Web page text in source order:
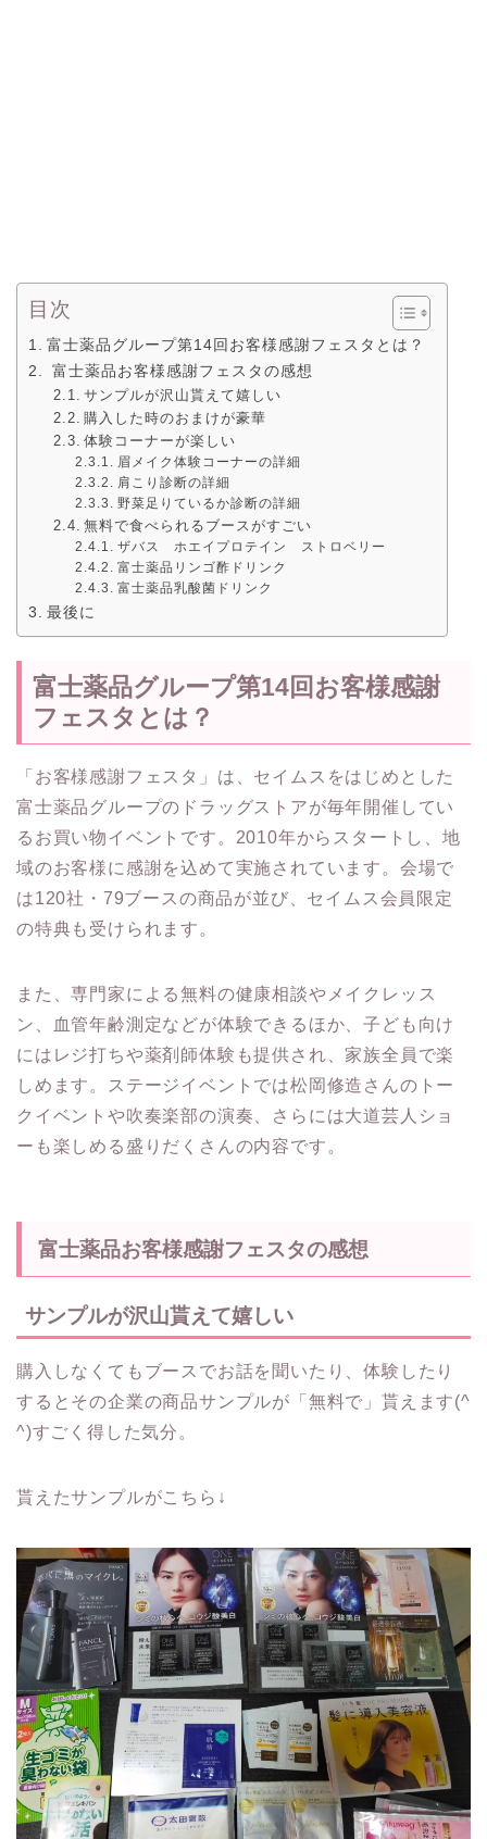
目次
富士薬品グループ第14回お客様感謝フェスタとは？
富士薬品お客様感謝フェスタの感想
サンプルが沢山貰えて嬉しい
購入した時のおまけが豪華
体験コーナーが楽しい
眉メイク体験コーナーの詳細
肩こり診断の詳細
野菜足りているか診断の詳細
無料で食べられるブースがすごい
ザバス ホエイプロテイン ストロベリー
富士薬品リンゴ酢ドリンク
富士薬品乳酸菌ドリンク
最後に
富士薬品グループ第14回お客様感謝
フェスタとは？
「お客様感謝フェスタ」は、セイムスをはじめとした
富士薬品グループのドラッグストアが毎年開催してい
るお買い物イベントです。2010年からスタートし、地
域のお客様に感謝を込めて実施されています。会場で
は120社・79ブースの商品が並び、セイムス会員限定
の特典も受けられます。
また、専門家による無料の健康相談やメイクレッス
ン、血管年齢測定などが体験できるほか、子ども向け
にはレジ打ちや薬剤師体験も提供され、家族全員で楽
しめます。ステージイベントでは松岡修造さんのトー
クイベントや吹奏楽部の演奏、さらには大道芸人ショ
ーも楽しめる盛りだくさんの内容です。
富士薬品お客様感謝フェスタの感想
サンプルが沢山貰えて嬉しい
購入しなくてもブースでお話を聞いたり、体験したり
するとその企業の商品サンプルが「無料で」貰えます(^
^)すごく得した気分。
貰えたサンプルがこちら↓